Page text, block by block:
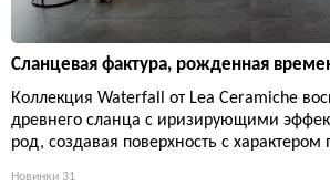
Сланцевая фактура, рожденная
Коллекция Waterfall от Lea Ceramiche
древнего сланца с иризирующими
род, создавая поверхность с
Новинки 31